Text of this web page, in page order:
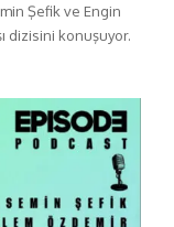
Şefik ve Engin
dizisini konuşuyor.